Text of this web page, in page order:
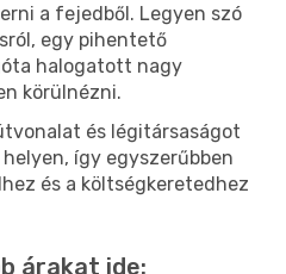
a fejedből. Legyen szó
egy pihentető
halogatott nagy
körülnézni.
és légitársaságot
így egyszerűbben
és a költségkeretedhez
árakat ide: